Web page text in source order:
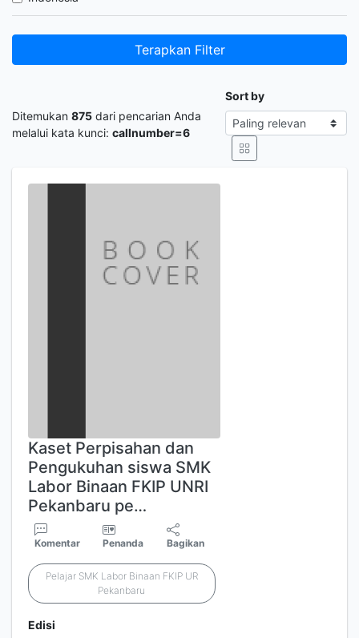
Terapkan Filter
Ditemukan 875 dari pencarian Anda
melalui kata kunci: callnumber=6
Sort by
Kaset Perpisahan dan
Pengukuhan siswa SMK
Labor Binaan FKIP UNRI
Pekanbaru pe…
Komentar Penanda Bagikan
Pelajar SMK Labor Binaan FKIP UR
Pekanbaru
Edisi